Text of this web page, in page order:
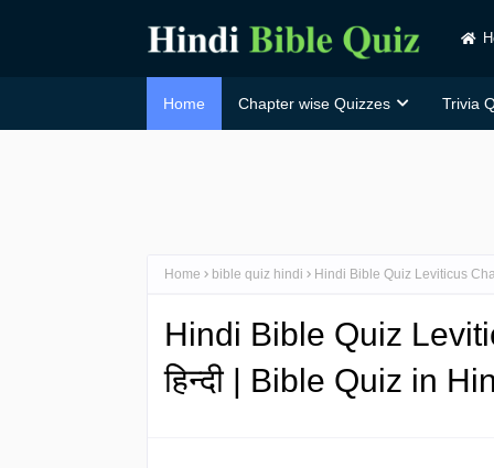
Home Chapter wise Quizzes Trivia
Home bible quiz hindi Hindi Bible Quiz Leviticus
Hindi Bible Quiz
हिन्दी | Bible Quiz in